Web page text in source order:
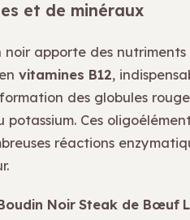
et de minéraux
apporte des nutriments
vitamines B12,
des globules
Ces
réactions
NoirSteak de Bœuf